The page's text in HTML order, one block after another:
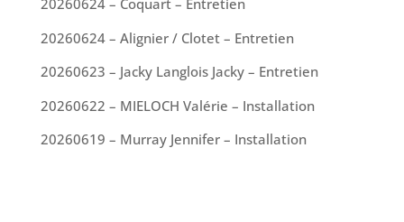
20260624 – Coquart – Entretien
20260624 – Alignier / Clotet – Entretien
20260623 – Jacky Langlois Jacky – Entretien
20260622 – MIELOCH Valérie – Installation
20260619 – Murray Jennifer – Installation